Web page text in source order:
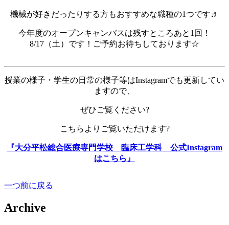
機械が好きだったりする方もおすすめな職種の1つです♬
今年度のオープンキャンパスは残すところあと1回！
8/17（土）です！ご予約お待ちしております☆
授業の様子・学生の日常の様子等はInstagramでも更新してい
ますので、
ぜひご覧ください?
こちらよりご覧いただけます?
『大分平松総合医療専門学校 臨床工学科 公式Instagram
はこちら』
一つ前に戻る
Archive